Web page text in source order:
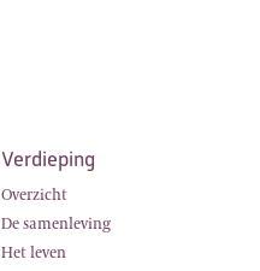
Verdieping
Overzicht
De samenleving
Het leven